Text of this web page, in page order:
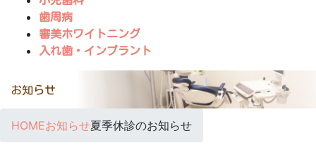
歯周病
審美ホワイトニング
入れ歯・インプラント
お知らせ
HOMEお知らせ夏季休診のお知らせ